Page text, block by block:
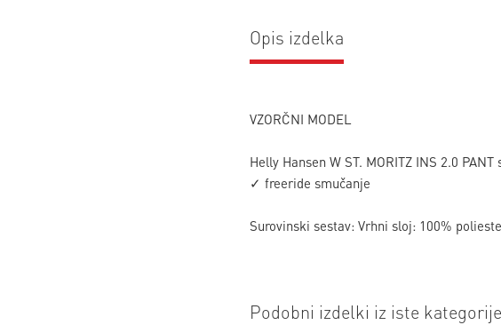
Opis izdelka
VZORČNI MODEL
Helly Hansen W ST. MORITZ INS 2.0
✓ freeride smučanje
Surovinski sestav: Vrhni sloj: 100%
Podobni izdelki iz iste kategorije